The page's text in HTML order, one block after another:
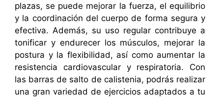
plazas, se puede mejorar la fuerza, el equilibrio
y la coordinación del cuerpo de forma segura y
efectiva. Además, su uso regular contribuye a
tonificar y endurecer los músculos, mejorar la
postura y la flexibilidad, así como aumentar la
resistencia cardiovascular y respiratoria. Con
las barras de salto de calistenia, podrás realizar
una gran variedad de ejercicios adaptados a tu